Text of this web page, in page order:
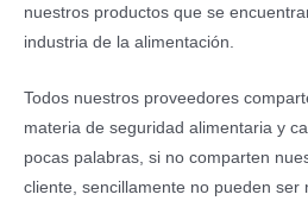
nuestros productos que se
industria de la alimentación.
Todos nuestros proveedores
materia de seguridad alimentaria y
pocas palabras, si no comparten
cliente, sencillamente no pueden ser